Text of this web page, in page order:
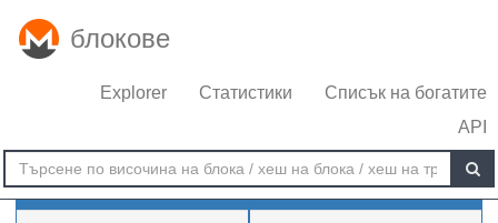
блокове
Explorer Статистики
Списък на богатите
API
Трудност височина